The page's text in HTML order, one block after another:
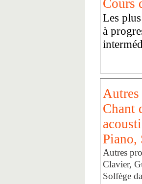
Cours
Les
à
Autres
Chant
Piano,
Autres
Clavier,
Solfège